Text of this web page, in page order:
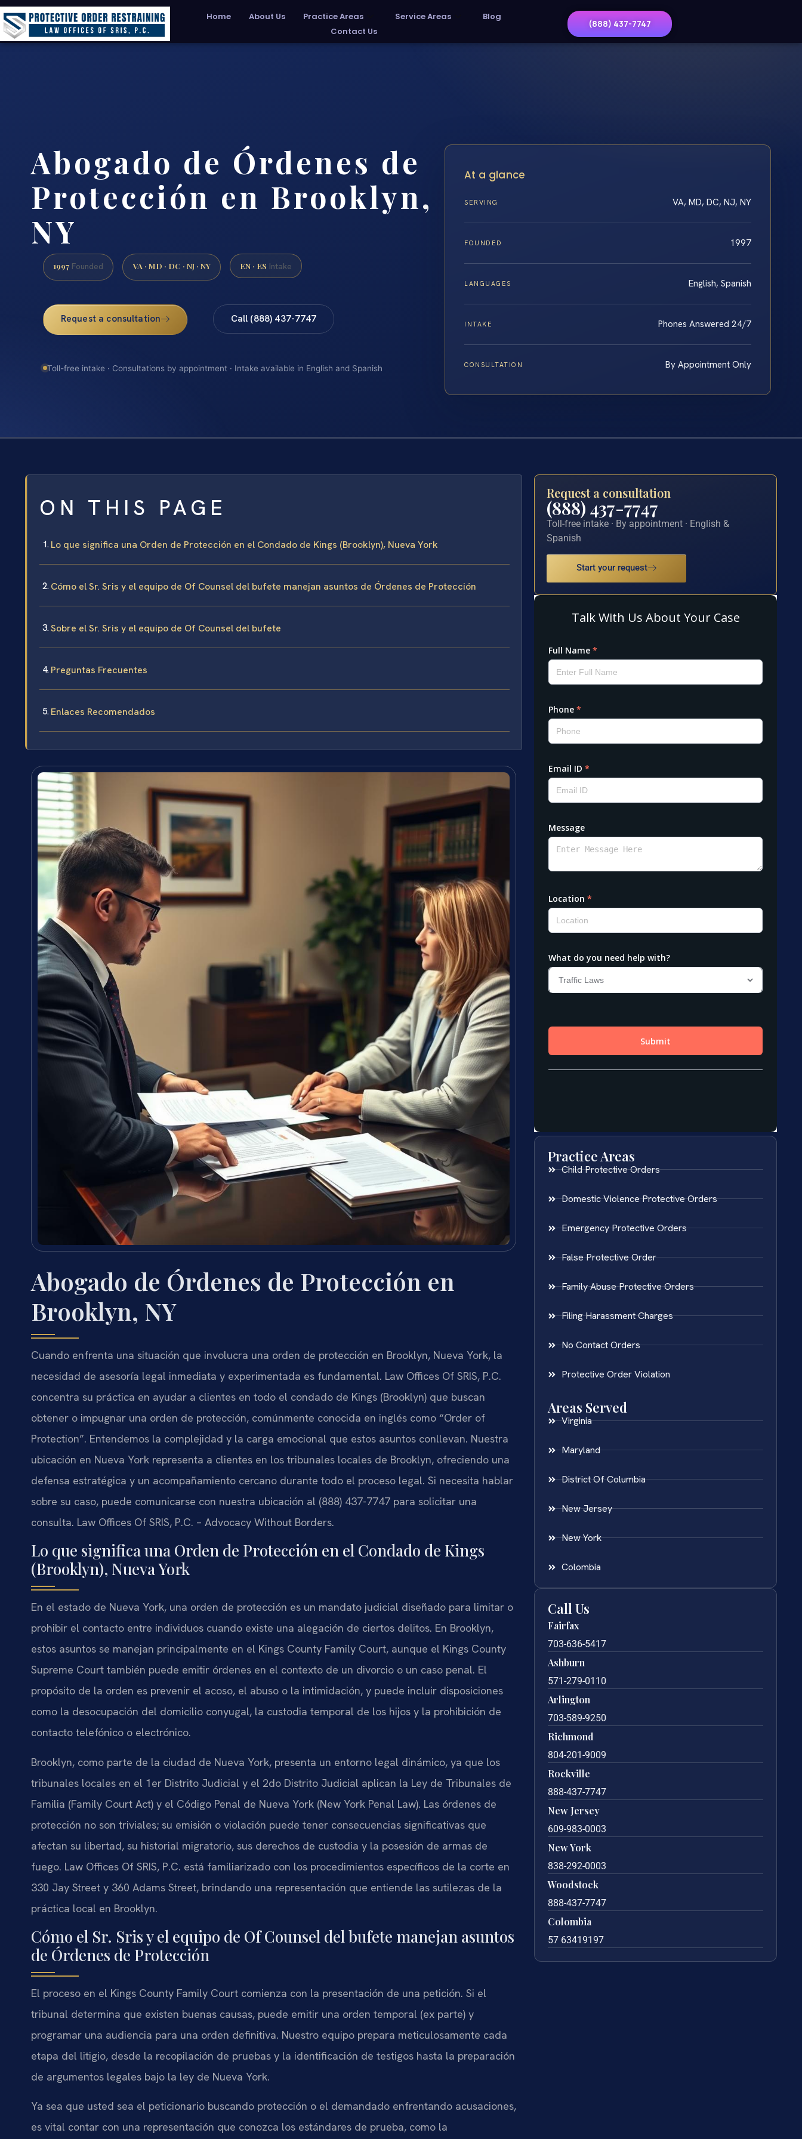
Home About Us Practice Areas Service Areas
Blog
Contact Us
(888) 437-7747
Abogado de Órdenes de
Protección en Brooklyn,
NY
1997 Founded VA · MD · DC · NJ · NY EN · ES Intake
Request a consultation Call (888) 437-7747
Toll-free intake · Consultations by appointment · Intake available in English and Spanish
At a glance
SERVING VA, MD, DC, NJ, NY
FOUNDED 1997
LANGUAGES English, Spanish
INTAKE Phones Answered 24/7
CONSULTATION By Appointment Only
ON THIS PAGE
Lo que significa una Orden de Protección en el Condado de Kings (Brooklyn), Nueva York
Cómo el Sr. Sris y el equipo de Of Counsel del bufete manejan asuntos de Órdenes de Protección
Sobre el Sr. Sris y el equipo de Of Counsel del bufete
Preguntas Frecuentes
Enlaces Recomendados
Abogado de Órdenes de Protección en
Brooklyn, NY
Cuando enfrenta una situación que involucra una orden de protección en Brooklyn, Nueva York, la
necesidad de asesoría legal inmediata y experimentada es fundamental. Law Offices Of SRIS, P.C.
concentra su práctica en ayudar a clientes en todo el condado de Kings (Brooklyn) que buscan
obtener o impugnar una orden de protección, comúnmente conocida en inglés como “Order of
Protection”. Entendemos la complejidad y la carga emocional que estos asuntos conllevan. Nuestra
ubicación en Nueva York representa a clientes en los tribunales locales de Brooklyn, ofreciendo una
defensa estratégica y un acompañamiento cercano durante todo el proceso legal. Si necesita hablar
sobre su caso, puede comunicarse con nuestra ubicación al (888) 437-7747 para solicitar una
consulta. Law Offices Of SRIS, P.C. – Advocacy Without Borders.
Lo que significa una Orden de Protección en el Condado de Kings
(Brooklyn), Nueva York
En el estado de Nueva York, una orden de protección es un mandato judicial diseñado para limitar o
prohibir el contacto entre individuos cuando existe una alegación de ciertos delitos. En Brooklyn,
estos asuntos se manejan principalmente en el Kings County Family Court, aunque el Kings County
Supreme Court también puede emitir órdenes en el contexto de un divorcio o un caso penal. El
propósito de la orden es prevenir el acoso, el abuso o la intimidación, y puede incluir disposiciones
como la desocupación del domicilio conyugal, la custodia temporal de los hijos y la prohibición de
contacto telefónico o electrónico.
Brooklyn, como parte de la ciudad de Nueva York, presenta un entorno legal dinámico, ya que los
tribunales locales en el 1er Distrito Judicial y el 2do Distrito Judicial aplican la Ley de Tribunales de
Familia (Family Court Act) y el Código Penal de Nueva York (New York Penal Law). Las órdenes de
protección no son triviales; su emisión o violación puede tener consecuencias significativas que
afectan su libertad, su historial migratorio, sus derechos de custodia y la posesión de armas de
fuego. Law Offices Of SRIS, P.C. está familiarizado con los procedimientos específicos de la corte en
330 Jay Street y 360 Adams Street, brindando una representación que entiende las sutilezas de la
práctica local en Brooklyn.
Cómo el Sr. Sris y el equipo de Of Counsel del bufete manejan asuntos
de Órdenes de Protección
El proceso en el Kings County Family Court comienza con la presentación de una petición. Si el
tribunal determina que existen buenas causas, puede emitir una orden temporal (ex parte) y
programar una audiencia para una orden definitiva. Nuestro equipo prepara meticulosamente cada
etapa del litigio, desde la recopilación de pruebas y la identificación de testigos hasta la preparación
de argumentos legales bajo la ley de Nueva York.
Ya sea que usted sea el peticionario buscando protección o el demandado enfrentando acusaciones,
es vital contar con una representación que conozca los estándares de prueba, como la
Request a consultation
(888) 437-7747
Toll-free intake · By appointment · English &
Spanish
Start your request
Practice Areas
Child Protective Orders
Domestic Violence Protective Orders
Emergency Protective Orders
False Protective Order
Family Abuse Protective Orders
Filing Harassment Charges
No Contact Orders
Protective Order Violation
Areas Served
Virginia
Maryland
District Of Columbia
New Jersey
New York
Colombia
Call Us
Fairfax
703-636-5417
Ashburn
571-279-0110
Arlington
703-589-9250
Richmond
804-201-9009
Rockville
888-437-7747
New Jersey
609-983-0003
New York
838-292-0003
Woodstock
888-437-7747
Colombia
57 63419197